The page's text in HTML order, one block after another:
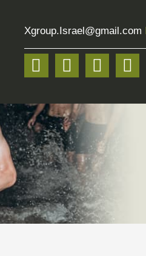
Xgroup.Israel@gmail.com